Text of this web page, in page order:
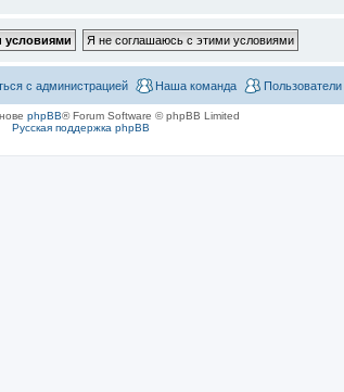
Пользователи
Наша команда
с администрацией
phpBB® Forum Software © phpBB Limited
Русская поддержка phpBB